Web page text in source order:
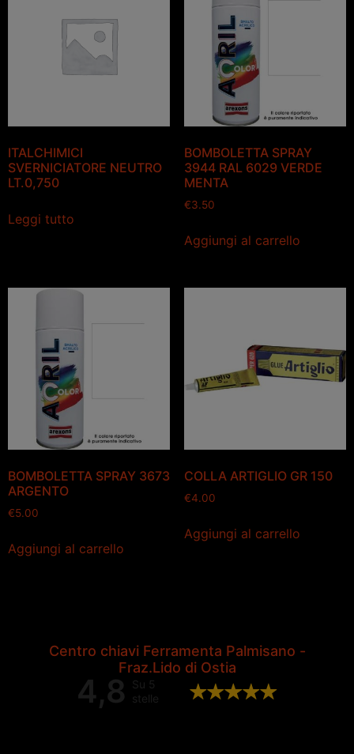
ITALCHIMICI
SVERNICIATORE NEUTRO
LT.0,750
Leggi tutto
BOMBOLETTA SPRAY
3944 RAL 6029 VERDE
MENTA
€3.50
Aggiungi al carrello
BOMBOLETTA SPRAY 3673
ARGENTO
€5.00
Aggiungi al carrello
COLLA ARTIGLIO GR 150
€4.00
Aggiungi al carrello
Centro chiavi Ferramenta Palmisano -
Fraz.Lido di Ostia
4,8
Su 5
stelle